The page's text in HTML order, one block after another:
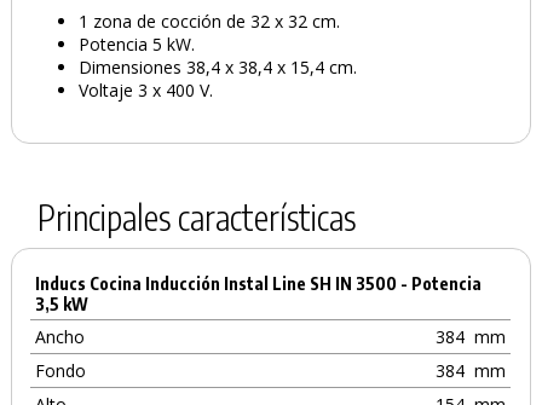
1 zona de cocción de 32 x 32 cm.
Potencia 5 kW.
Dimensiones 38,4 x 38,4 x 15,4 cm.
Voltaje 3 x 400 V.
Principales características
Inducs Cocina Inducción Instal Line SH IN 3500 - Potencia
3,5 kW
Ancho 384 mm
Fondo
384 mm